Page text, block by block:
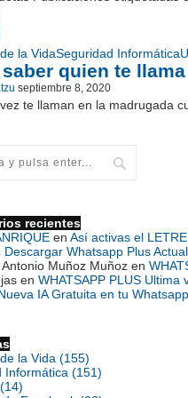
la VidaSeguridad Informática
quien te
septiembre 8, 2020
te llaman en la madrugada
recientes
en Así activas el
Descargar Whatsapp Plus
Muñoz Muñoz en
en WHATSAPP PLUS
IA Gratuita en tu
la Vida (155)
Informática (151)
(14)